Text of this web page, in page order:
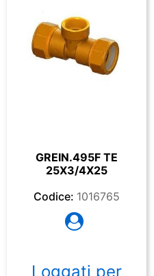
GREIN.495F TE
25X3/4X25
Codice: 1016765
Loggati per